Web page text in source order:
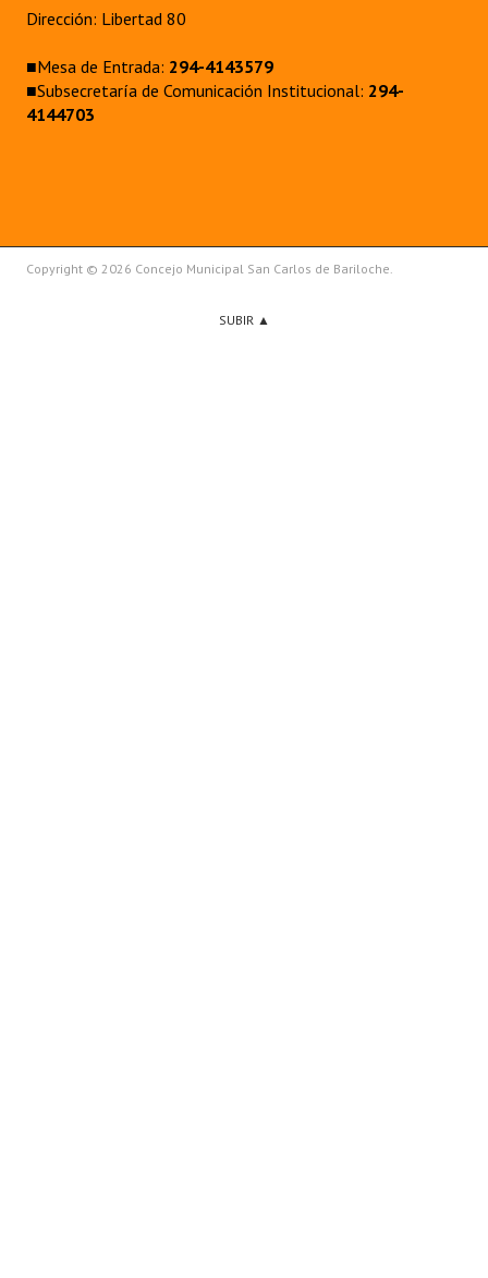
Dirección: Libertad 80
■Mesa de Entrada: 294-4143579
■Subsecretaría de Comunicación Institucional: 294-
4144703
Copyright © 2026 Concejo Municipal San Carlos de Bariloche.
SUBIR ▲